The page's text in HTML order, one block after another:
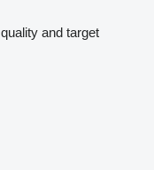
and target